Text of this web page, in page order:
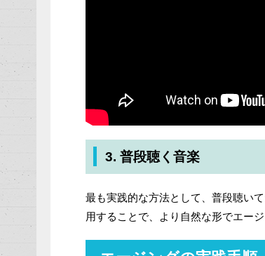
3. 普段聴く音楽
最も実践的な方法として、普段聴い
用することで、より自然な形でエー